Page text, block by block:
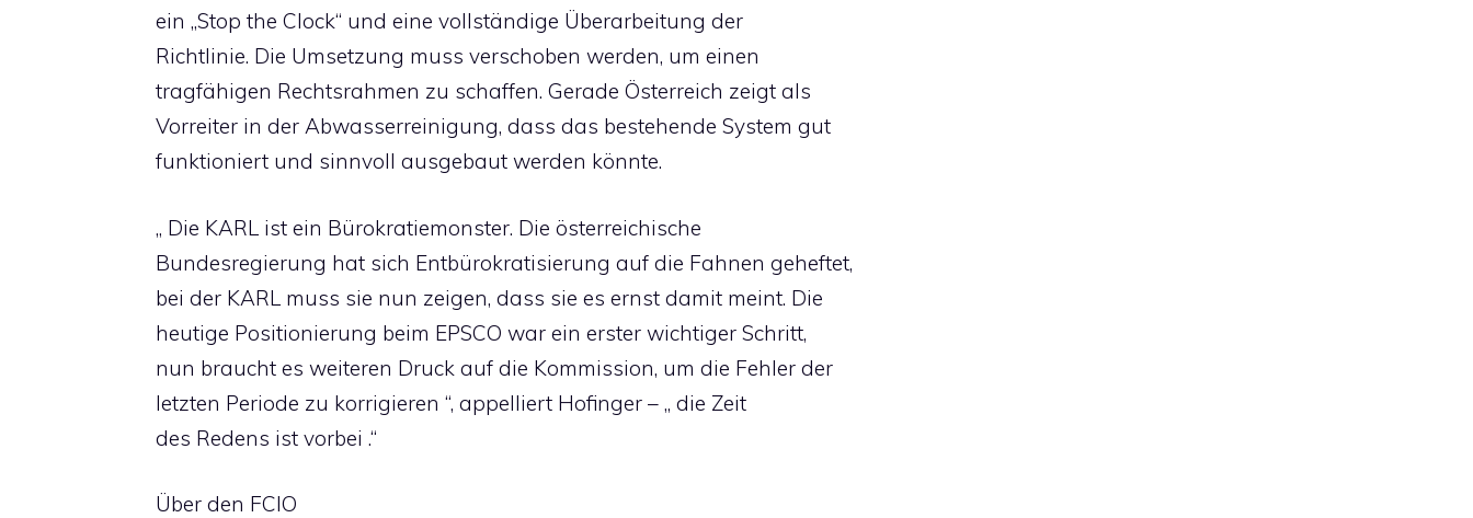
ein „Stop the Clock“ und eine vollständige Überarbeitung der
Richtlinie. Die Umsetzung muss verschoben werden, um einen
tragfähigen Rechtsrahmen zu schaffen. Gerade Österreich zeigt als
Vorreiter in der Abwasserreinigung, dass das bestehende System gut
funktioniert und sinnvoll ausgebaut werden könnte.
„ Die KARL ist ein Bürokratiemonster. Die österreichische
Bundesregierung hat sich Entbürokratisierung auf die Fahnen geheftet,
bei der KARL muss sie nun zeigen, dass sie es ernst damit meint. Die
heutige Positionierung beim EPSCO war ein erster wichtiger Schritt,
nun braucht es weiteren Druck auf die Kommission, um die Fehler der
letzten Periode zu korrigieren “, appelliert Hofinger – „ die Zeit
des Redens ist vorbei .“
Über den FCIO